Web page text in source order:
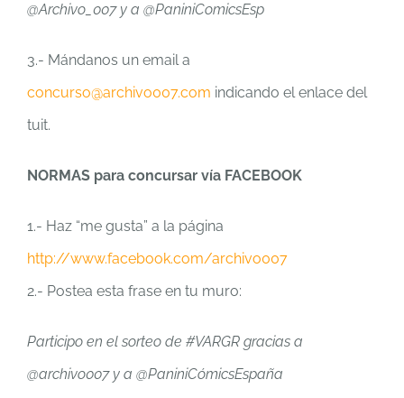
@Archivo_007 y a @PaniniComicsEsp
3.- Mándanos un email a
concurso@archivo007.com indicando el enlace del
tuit.
NORMAS para concursar vía FACEBOOK
1.- Haz “me gusta” a la página
http://www.facebook.com/archivo007
2.- Postea esta frase en tu muro:
Participo en el sorteo de #VARGR gracias a
@archivo007 y a @PaniniCómicsEspaña